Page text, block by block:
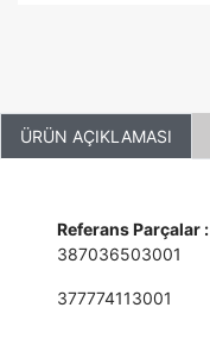
ÜRÜN AÇIKLAMASI
Referans Parçalar :
387036503001
377774113001